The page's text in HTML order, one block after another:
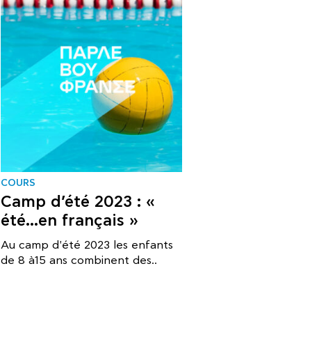
COURS
Camp d’été 2023 : «
été…en français »
Au camp d'été 2023 les enfants
de 8 à15 ans combinent des..